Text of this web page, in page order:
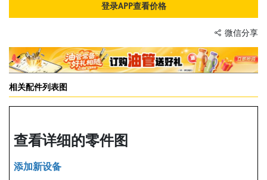
登录APP查看价格
微信分享
相关配件列表图
查看详细的零件图
添加新设备